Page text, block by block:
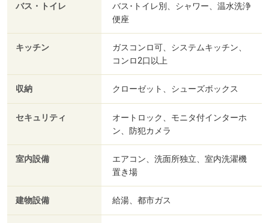
バス・トイレ
バス･トイレ別、シャワー、温水洗浄
便座
キッチン
ガスコンロ可、システムキッチン、
コンロ2口以上
収納 クローゼット、シューズボックス
セキュリティ
オートロック、モニタ付インターホ
ン、防犯カメラ
室内設備
エアコン、洗面所独立、室内洗濯機
置き場
建物設備 給湯、都市ガス